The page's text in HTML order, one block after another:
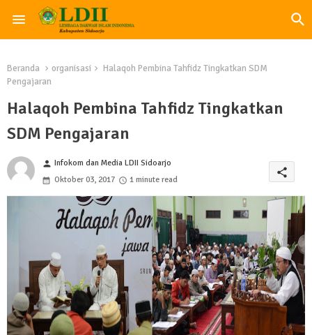
Beranda organisasi
Halaqoh Pembina Tahfidz Tingkatkan SDM
Pengajaran
Halaqoh Pembina Tahfidz Tingkatkan
SDM Pengajaran
person Infokom dan Media LDII Sidoarjo
Oktober 03, 2017
1 minute read
share